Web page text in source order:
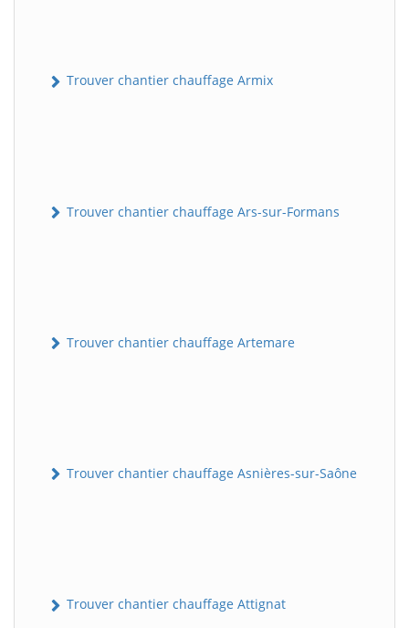
Trouver chantier chauffage Armix
Trouver chantier chauffage Ars-sur-Formans
Trouver chantier chauffage Artemare
Trouver chantier chauffage Asnières-sur-Saône
Trouver chantier chauffage Attignat